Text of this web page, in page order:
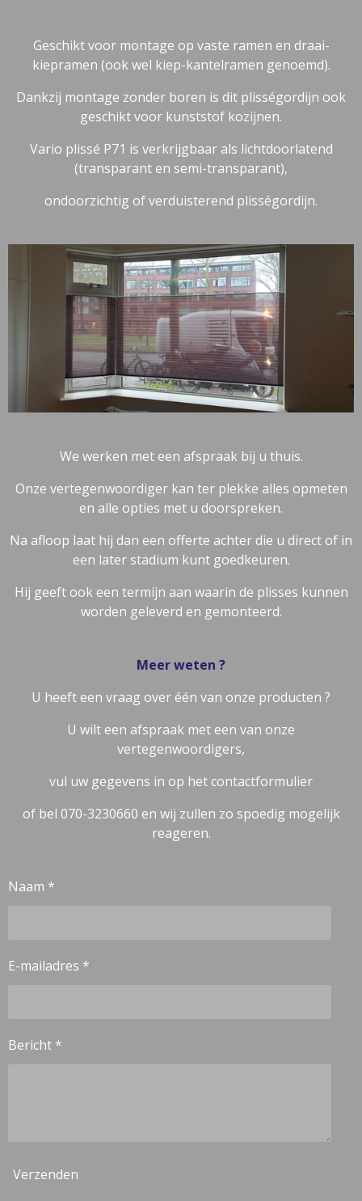
Geschikt voor montage op vaste ramen en draai-
kiepramen (ook wel kiep-kantelramen genoemd).
Dankzij montage zonder boren is dit plisségordijn ook
geschikt voor kunststof kozijnen.
Vario plissé P71 is verkrijgbaar als lichtdoorlatend
(transparant en semi-transparant),
ondoorzichtig of verduisterend plisségordijn.
We werken met een afspraak bij u thuis.
Onze vertegenwoordiger kan ter plekke alles opmeten
en alle opties met u doorspreken.
Na afloop laat hij dan een offerte achter die u direct of in
een later stadium kunt goedkeuren.
Hij geeft ook een termijn aan waarin de plisses kunnen
worden geleverd en gemonteerd.
Meer weten ?
U heeft een vraag over één van onze producten ?
U wilt een afspraak met een van onze
vertegenwoordigers,
vul uw gegevens in op het contactformulier
of bel 070-3230660 en wij zullen zo spoedig mogelijk
reageren.
Naam *
E-mailadres *
Bericht *
Verzenden